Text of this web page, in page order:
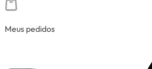
Meus pedidos